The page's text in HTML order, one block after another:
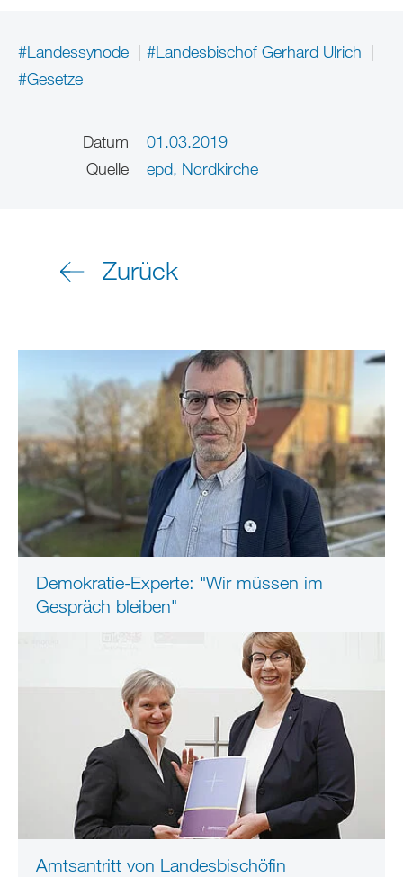
#Landessynode
#Landesbischof Gerhard Ulrich
#Gesetze
Datum
01.03.2019
Quelle
epd, Nordkirche
Zurück
Demokratie-Experte: "Wir müssen im
Gespräch bleiben"
Amtsantritt von Landesbischöfin